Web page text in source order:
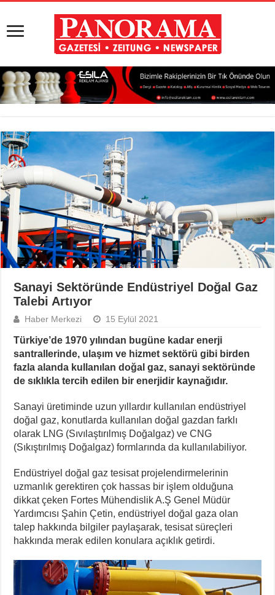
Sanayi Sektöründe Endüstriyel Doğal Gaz
Talebi Artıyor
Haber Merkezi 15 Eylül 2021
Türkiye’de 1970 yılından bugüne kadar enerji
santrallerinde, ulaşım ve hizmet sektörü gibi birden
fazla alanda kullanılan doğal gaz, sanayi sektöründe
de sıklıkla tercih edilen bir enerjidir kaynağıdır.
Sanayi üretiminde uzun yıllardır kullanılan endüstriyel
doğal gaz, konutlarda kullanılan doğal gazdan farklı
olarak LNG (Sıvılaştırılmış Doğalgaz) ve CNG
(Sıkıştırılmış Doğalgaz) formlarında da kullanılabiliyor.
Endüstriyel doğal gaz tesisat projelendirmelerinin
uzmanlık gerektiren çok hassas bir işlem olduğuna
dikkat çeken Fortes Mühendislik A.Ş Genel Müdür
Yardımcısı Şahin Çetin, endüstriyel doğal gaza olan
talep hakkında bilgiler paylaşarak, tesisat süreçleri
hakkında merak edilen konulara açıklık getirdi.